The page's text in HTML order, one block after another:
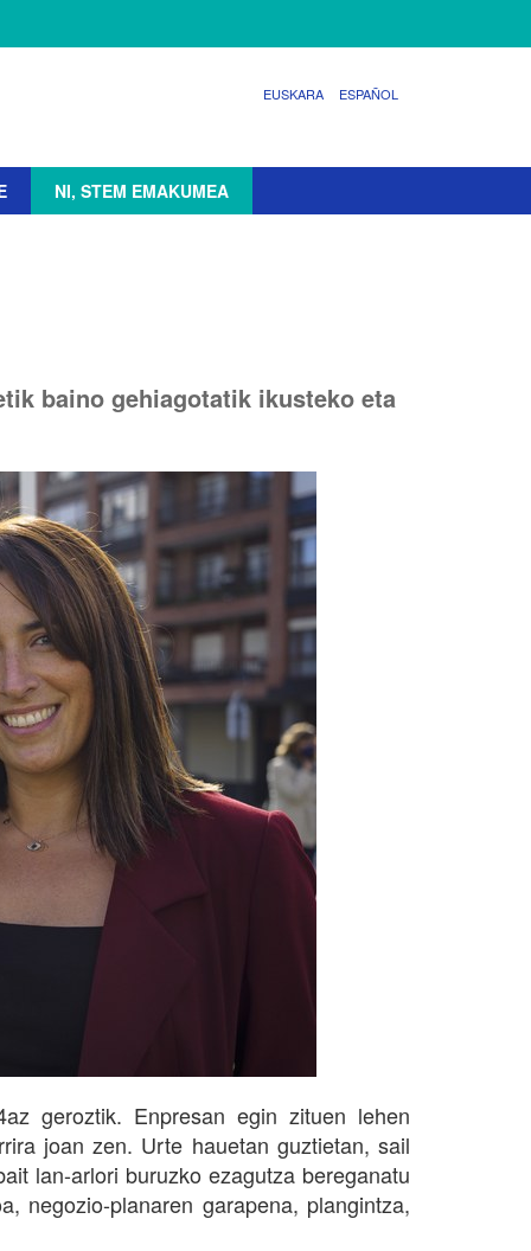
EUSKARA ESPAÑOL
NI, STEM EMAKUMEA
baino gehiagotatik ikusteko eta
geroztik. Enpresan egin zituen lehen
joan zen. Urte hauetan guztietan, sail
lan-arlori buruzko ezagutza bereganatu
negozio-planaren garapena, plangintza,